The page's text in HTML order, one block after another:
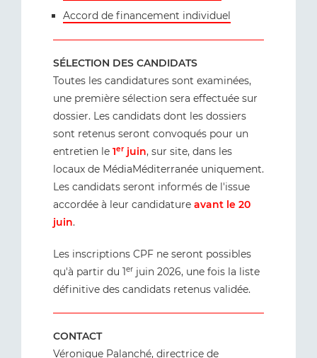
Accord de financement individuel
SÉLECTION DES CANDIDATS
Toutes les candidatures sont examinées,
une première sélection sera effectuée sur
dossier. Les candidats dont les dossiers
sont retenus seront convoqués pour un
entretien le 1erjuin, sur site, dans les
locaux de MédiaMéditerranée uniquement.
Les candidats seront informés de l'issue
accordée à leur candidature avant le 20
juin.
Les inscriptions CPF ne seront possibles
qu'à partir du 1er juin 2026, une fois la liste
définitive des candidats retenus validée.
CONTACT
Véronique Palanché, directrice de